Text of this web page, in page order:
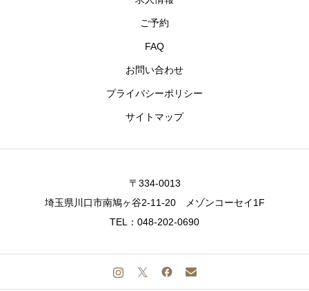
ご予約
FAQ
お問い合わせ
プライバシーポリシー
サイトマップ
〒334-0013
埼玉県川口市南鳩ヶ谷2-11-20 メゾンコーセイ1F
TEL：048-202-0690